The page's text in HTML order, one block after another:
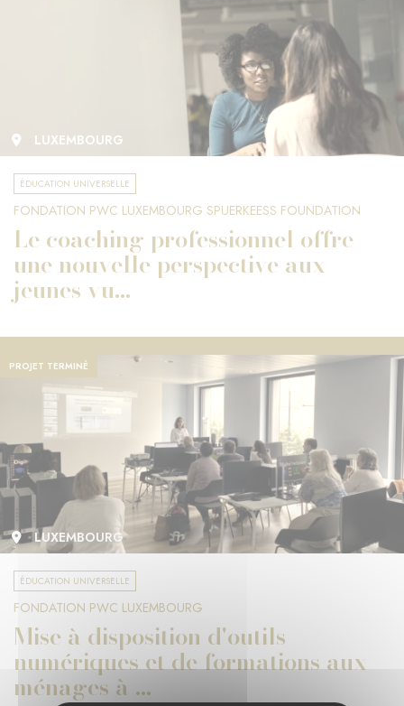
LUXEMBOURG
ÉDUCATION UNIVERSELLE
FONDATION PWC LUXEMBOURG SPUERKEESS FOUNDATION
Le coaching professionnel offre
une nouvelle perspective aux
jeunes vu...
PROJET TERMINÉ
LUXEMBOURG
ÉDUCATION UNIVERSELLE
FONDATION PWC LUXEMBOURG
Mise à disposition d'outils
numériques et de formations aux
ménages à ...